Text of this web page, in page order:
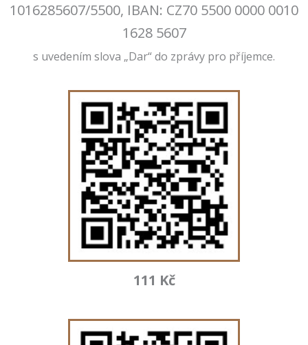
1016285607/5500, IBAN: CZ70 5500 0000 0010
1628 5607
s uvedením slova „Dar“ do zprávy pro příjemce.
111 Kč